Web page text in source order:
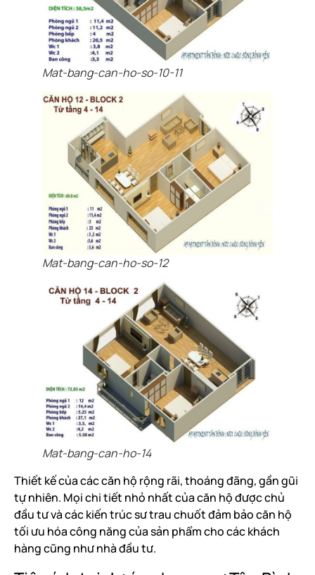
Mat-bang-can-ho-so-10-11
Mat-bang-can-ho-so-12
Mat-bang-can-ho-14
Thiết kế của các căn hộ rộng rãi, thoáng đãng, gần gũi
tự nhiên. Mọi chi tiết nhỏ nhất của căn hộ được chủ
đầu tư và các kiến trúc sư trau chuốt đảm bảo căn hộ
tối ưu hóa công năng của sản phẩm cho các khách
hàng cũng như nhà đầu tư.